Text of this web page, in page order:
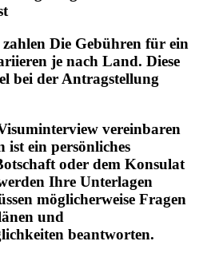
Die Gebühren für ein
je nach Land. Diese
bei der Antragstellung
vereinbaren
ein persönliches
oder dem Konsulat
Ihre Unterlagen
möglicherweise Fragen
und
beantworten.